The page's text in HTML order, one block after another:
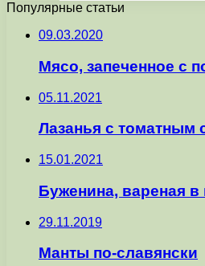
Популярные статьи
09.03.2020
Мясо, запеченное с
05.11.2021
Лазанья с томатным
15.01.2021
Буженина, вареная в
29.11.2019
Манты по-славянски